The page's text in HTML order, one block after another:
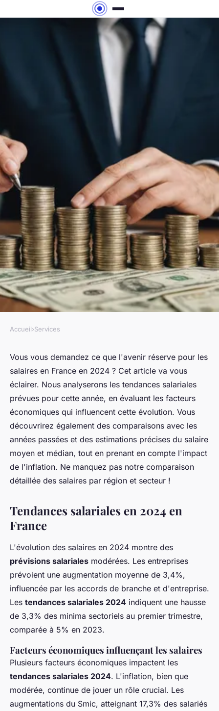
Salaire en france en 2024 :
découvrez les tendances et
estimations
Ilyan•7 septembre 2024•3 min de lecture
Accueil›Services
Vous vous demandez ce que l'avenir réserve pour les
salaires en France en 2024 ? Cet article va vous
éclairer. Nous analyserons les tendances salariales
prévues pour cette année, en évaluant les facteurs
économiques qui influencent cette évolution. Vous
découvrirez également des comparaisons avec les
années passées et des estimations précises du salaire
moyen et médian, tout en prenant en compte l'impact
de l'inflation. Ne manquez pas notre comparaison
détaillée des salaires par région et secteur !
Tendances salariales en 2024 en
France
L'évolution des salaires en 2024 montre des
prévisions salariales modérées. Les entreprises
prévoient une augmentation moyenne de 3,4%,
influencée par les accords de branche et d'entreprise.
Les tendances salariales 2024 indiquent une hausse
de 3,3% des minima sectoriels au premier trimestre,
comparée à 5% en 2023.
Facteurs économiques influençant les salaires
Plusieurs facteurs économiques impactent les
tendances salariales 2024. L'inflation, bien que
modérée, continue de jouer un rôle crucial. Les
augmentations du Smic, atteignant 17,3% des salariés